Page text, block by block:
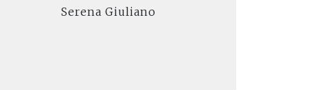
Serena Giuliano